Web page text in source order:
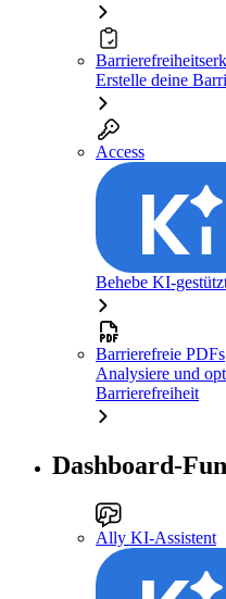
Erstelle deine
Access
Behebe KI-
Barrierefreie PDFs
Analysiere und
Barrierefreiheit
Dashboard-
Ally KI-Assistent